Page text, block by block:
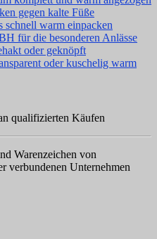
gegen kalte Füße
warm einpacken
für die besonderen Anlässe
oder geknöpft
oder kuschelig warm
qualifizierten Käufen
Warenzeichen von
verbundenen Unternehmen